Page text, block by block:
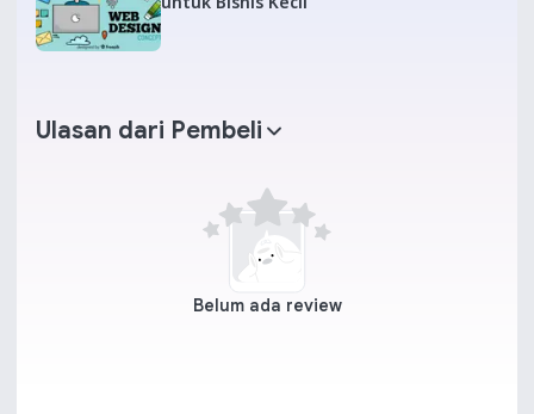
Ulasan dari Pembeli
Belum ada review